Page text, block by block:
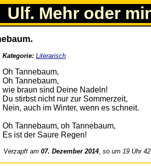
Ulf. Mehr oder
Kategorie: Literarisch
Oh Tannebaum,
Oh Tannebaum,
wie braun sind Deine Nadeln!
Du stirbst nicht nur zur Sommerzeit,
Nein, auch im Winter, wenn es schneit.
Oh Tannebaum, oh Tannebaum,
Es ist der Saure Regen!
Verzapft am07. Dezember 2014, so um 19 Uhr 42